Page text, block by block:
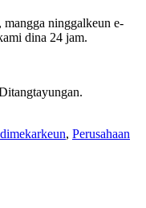
ninggalkeun e-
dina 24 jam.
, Perusahaan